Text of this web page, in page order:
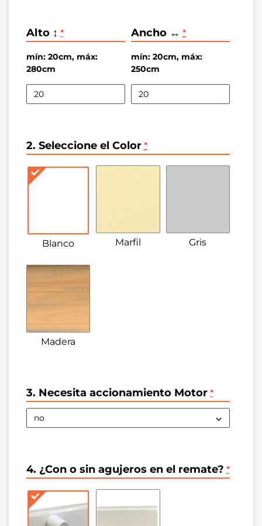
Alto ↕️ *
mín: 20cm, máx:
280cm
Ancho ↔️ *
mín: 20cm, máx:
250cm
2. Seleccione el Color *
Blanco Marfil Gris
Madera
3. Necesita accionamiento Motor *
4. ¿Con o sin agujeros en el remate? *